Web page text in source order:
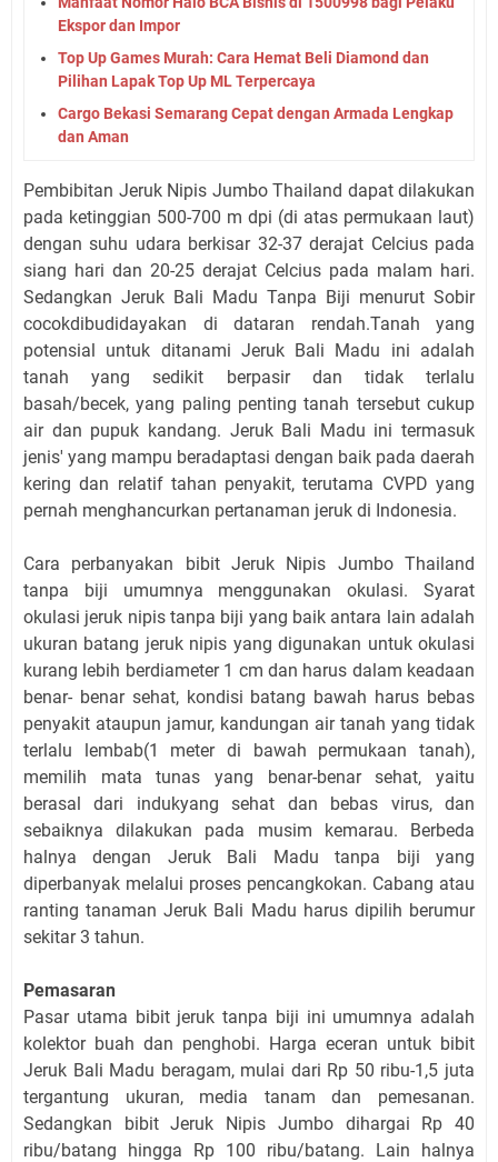
Ekspor dan Impor
Top Up Games Murah: Cara Hemat Beli Diamond dan
Pilihan Lapak Top Up ML Terpercaya
Cargo Bekasi Semarang Cepat dengan Armada Lengkap
dan Aman
Pembibitan Jeruk Nipis Jumbo Thailand dapat dilakukan
pada ketinggian 500-700 m dpi (di atas permukaan laut)
dengan suhu udara berkisar 32-37 derajat Celcius pada
siang hari dan 20-25 derajat Celcius pada malam hari.
Sedangkan Jeruk Bali Madu Tanpa Biji menurut Sobir
cocokdibudidayakan di dataran rendah.Tanah yang
potensial untuk ditanami Jeruk Bali Madu ini adalah
tanah yang sedikit berpasir dan tidak terlalu
basah/becek, yang paling penting tanah tersebut cukup
air dan pupuk kandang. Jeruk Bali Madu ini termasuk
jenis' yang mampu beradaptasi dengan baik pada daerah
kering dan relatif tahan penyakit, terutama CVPD yang
pernah menghancurkan pertanaman jeruk di Indonesia.
Cara perbanyakan bibit Jeruk Nipis Jumbo Thailand
tanpa biji umumnya menggunakan okulasi. Syarat
okulasi jeruk nipis tanpa biji yang baik antara lain adalah
ukuran batang jeruk nipis yang digunakan untuk okulasi
kurang lebih berdiameter 1 cm dan harus dalam keadaan
benar- benar sehat, kondisi batang bawah harus bebas
penyakit ataupun jamur, kandungan air tanah yang tidak
terlalu lembab(1 meter di bawah permukaan tanah),
memilih mata tunas yang benar-benar sehat, yaitu
berasal dari indukyang sehat dan bebas virus, dan
sebaiknya dilakukan pada musim kemarau. Berbeda
halnya dengan Jeruk Bali Madu tanpa biji yang
diperbanyak melalui proses pencangkokan. Cabang atau
ranting tanaman Jeruk Bali Madu harus dipilih berumur
sekitar 3 tahun.
Pemasaran
Pasar utama bibit jeruk tanpa biji ini umumnya adalah
kolektor buah dan penghobi. Harga eceran untuk bibit
Jeruk Bali Madu beragam, mulai dari Rp 50 ribu-1,5 juta
tergantung ukuran, media tanam dan pemesanan.
Sedangkan bibit Jeruk Nipis Jumbo dihargai Rp 40
ribu/batang hingga Rp 100 ribu/batang. Lain halnya